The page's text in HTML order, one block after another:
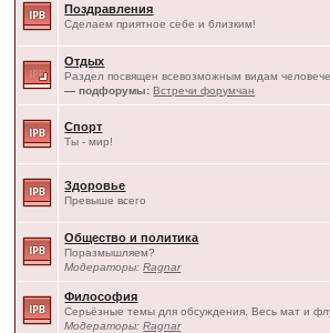
Поздравления
Сделаем приятное себе и близким!
Отдых
Раздел посвящен всевозможным видам
— подфорумы: Встречи форумчан
Спорт
Ты - мир!
Здоровье
Превыше всего
Общество и политика
Поразмышляем?
Модераторы:Ragnar
Философия
Серьёзные темы для обсуждения. Весь мат и
Модераторы:Ragnar